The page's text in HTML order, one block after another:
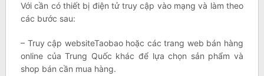
Với cần có thiết bị điện tử truy cập vào mạng và làm theo
các bước sau:
– Truy cập websiteTaobao hoặc các trang web bán hàng
online của Trung Quốc khác để lựa chọn sản phẩm và
shop bán cần mua hàng.